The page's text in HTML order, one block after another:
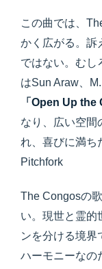
この曲では、
かく広がる。訴
ではない。むし
はSun Araw、
「Open Up the
なり、広い空間
れ、喜びに満ち
Pitchfork
The Congosの
い。現世と霊的
ンを分ける境界
ハーモニーなの